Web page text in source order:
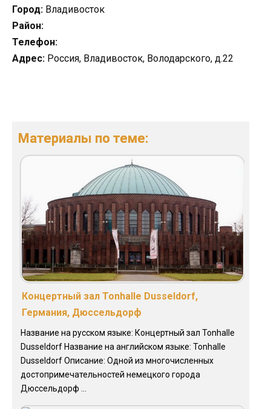
Город: Владивосток
Район:
Телефон:
Адрес: Россия, Владивосток, Володарского, д.22
Материалы по теме:
Концертный зал Tonhalle Dusseldorf,
Германия, Дюссельдорф
Название на русском языке: Концертный зал Tonhalle
Dusseldorf Название на английском языке: Tonhalle
Dusseldorf Описание: Одной из многочисленных
достопримечательностей немецкого города
Дюссельдорф ...